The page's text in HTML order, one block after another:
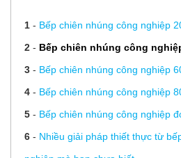
1- Bếp chiên nhúng công nghiệp
2- Bếp chiên nhúng công
3- Bếp chiên nhúng công nghiệp
4- Bếp chiên nhúng công nghiệp
5- Bếp chiên nhúng công nghiệp
6- Nhiều giải pháp thiết thực từ